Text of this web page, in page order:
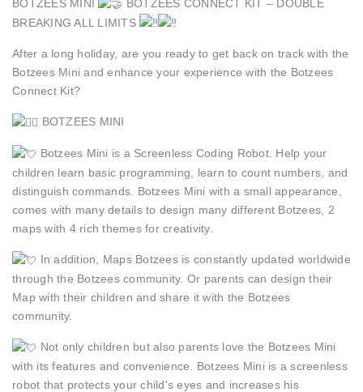
BOTZEES MINI
BOTZEES CONNECT KIT – DOUBLE
BREAKING ALL LIMITS
After a long holiday, are you ready to get back on track with the
Botzees Mini and enhance your experience with the Botzees
Connect Kit?
BOTZEES MINI
Botzees Mini is a Screenless Coding Robot. Help your
children learn basic programming, learn to count numbers, and
distinguish commands. Botzees Mini with a small appearance,
comes with many details to design many different Botzees, 2
maps with 4 rich themes for creativity.
In addition, Maps Botzees is constantly updated worldwide
through the Botzees community. Or parents can design their
Map with their children and share it with the Botzees
community.
Not only children but also parents love the Botzees Mini
with its features and convenience. Botzees Mini is a screenless
robot that protects your child's eyes and increases his